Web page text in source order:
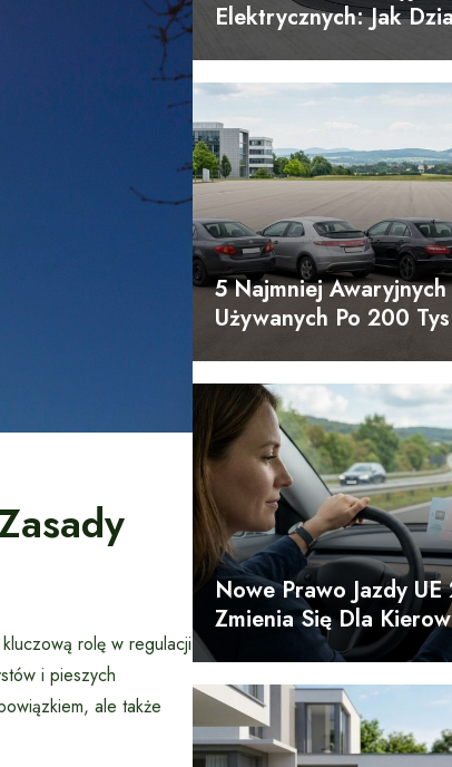
rolę w regulacji
i pieszych
ale także
Elektrycznych: Jak
5 Najmniej
Używanych Po 200
Nowe Prawo Jazdy
Zmienia Się Dla